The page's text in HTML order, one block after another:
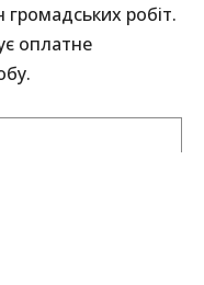
робіт.
оплатне